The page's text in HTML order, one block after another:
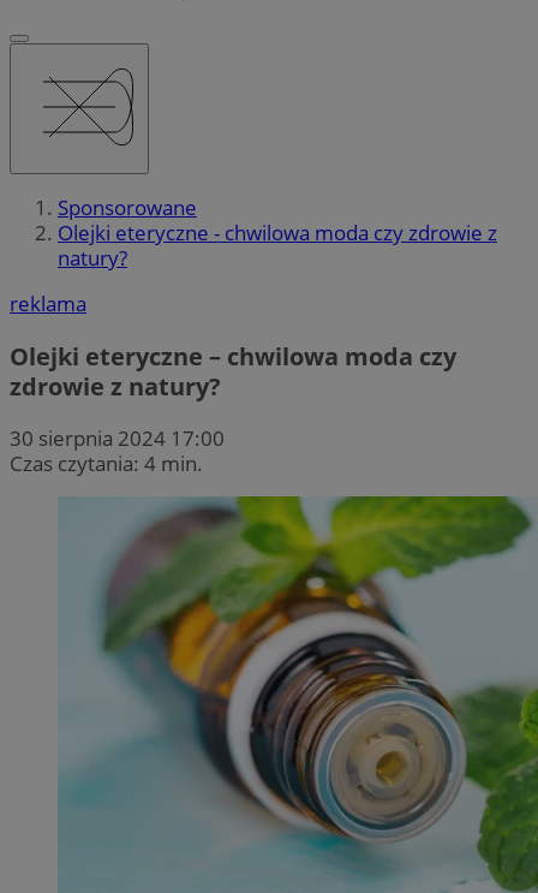
Sponsorowane
Olejki eteryczne - chwilowa moda czy zdrowie z
natury?
reklama
Olejki eteryczne – chwilowa moda czy
zdrowie z natury?
30 sierpnia 2024 17:00
Czas czytania: 4 min.